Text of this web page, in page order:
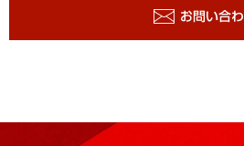
お問い合